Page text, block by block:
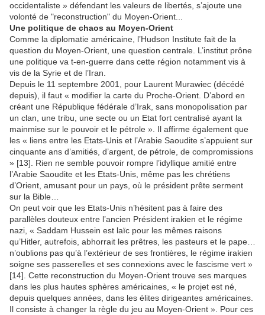
occidentaliste » défendant les valeurs de libertés, s’ajoute une
volonté de "reconstruction" du Moyen-Orient...
Une politique de chaos au Moyen-Orient
Comme la diplomatie américaine, l’Hudson Institute fait de la
question du Moyen-Orient, une question centrale. L’institut prône
une politique va t-en-guerre dans cette région notamment vis à
vis de la Syrie et de l’Iran.
Depuis le 11 septembre 2001, pour Laurent Murawiec (décédé
depuis), il faut « modifier la carte du Proche-Orient. D’abord en
créant une République fédérale d’Irak, sans monopolisation par
un clan, une tribu, une secte ou un Etat fort centralisé ayant la
mainmise sur le pouvoir et le pétrole ». Il affirme également que
les « liens entre les Etats-Unis et l’Arabie Saoudite s’appuient sur
cinquante ans d’amitiés, d’argent, de pétrole, de compromissions
» [13]. Rien ne semble pouvoir rompre l’idyllique amitié entre
l’Arabie Saoudite et les Etats-Unis, même pas les chrétiens
d’Orient, amusant pour un pays, où le président prête serment
sur la Bible…
On peut voir que les Etats-Unis n’hésitent pas à faire des
parallèles douteux entre l’ancien Président irakien et le régime
nazi, « Saddam Hussein est laïc pour les mêmes raisons
qu’Hitler, autrefois, abhorrait les prêtres, les pasteurs et le pape…
n’oublions pas qu’à l’extérieur de ses frontières, le régime irakien
soigne ses passerelles et ses connexions avec le fascisme vert »
[14]. Cette reconstruction du Moyen-Orient trouve ses marques
dans les plus hautes sphères américaines, « le projet est né,
depuis quelques années, dans les élites dirigeantes américaines.
Il consiste à changer la règle du jeu au Moyen-Orient ». Pour ces